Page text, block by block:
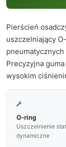
Pierścień
uszczelniający
Precyzyjna
wysokim

O-ring
Uszczelnienie
dynamiczne